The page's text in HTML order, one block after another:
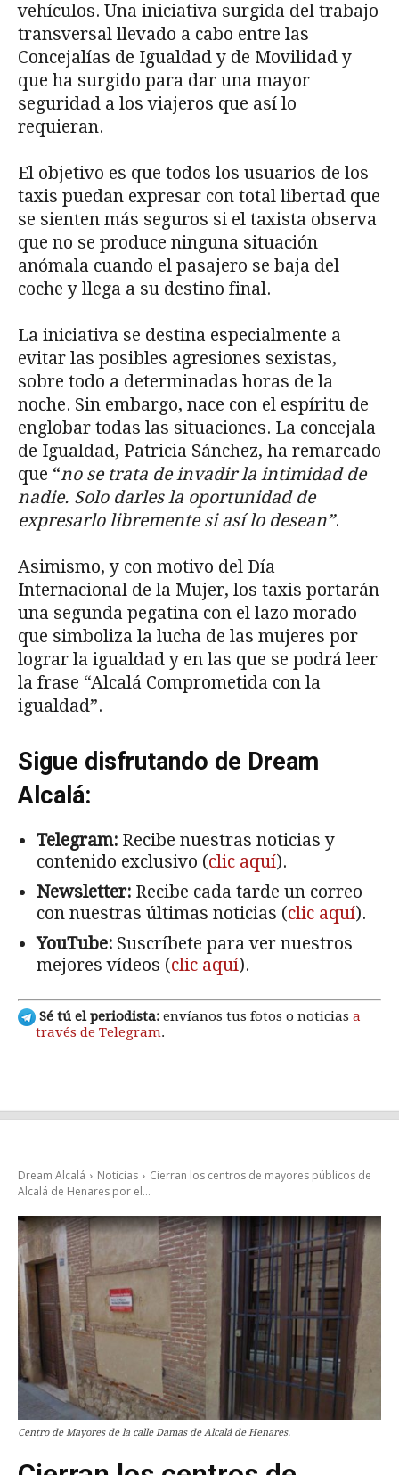
vehículos. Una iniciativa surgida del trabajo
transversal llevado a cabo entre las
Concejalías de Igualdad y de Movilidad y
que ha surgido para dar una mayor
seguridad a los viajeros que así lo
requieran.
El objetivo es que todos los usuarios de los
taxis puedan expresar con total libertad que
se sienten más seguros si el taxista observa
que no se produce ninguna situación
anómala cuando el pasajero se baja del
coche y llega a su destino final.
La iniciativa se destina especialmente a
evitar las posibles agresiones sexistas,
sobre todo a determinadas horas de la
noche. Sin embargo, nace con el espíritu de
englobar todas las situaciones. La concejala
de Igualdad, Patricia Sánchez, ha remarcado
que “no se trata de invadir la intimidad de
nadie. Solo darles la oportunidad de
expresarlo libremente si así lo desean”.
Asimismo, y con motivo del Día
Internacional de la Mujer, los taxis portarán
una segunda pegatina con el lazo morado
que simboliza la lucha de las mujeres por
lograr la igualdad y en las que se podrá leer
la frase “Alcalá Comprometida con la
igualdad”.
Sigue disfrutando de Dream
Alcalá:
Telegram: Recibe nuestras noticias y
contenido exclusivo (clic aquí).
Newsletter: Recibe cada tarde un correo
con nuestras últimas noticias (clic aquí).
YouTube: Suscríbete para ver nuestros
mejores vídeos (clic aquí).
Sé tú el periodista: envíanos tus fotos o noticias a
través de Telegram.